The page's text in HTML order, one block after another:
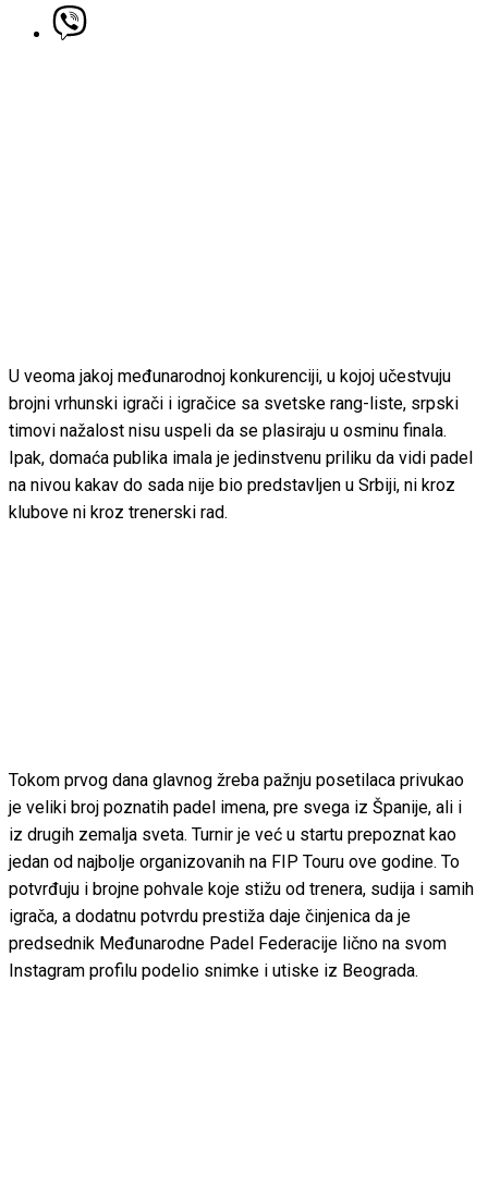
U veoma jakoj međunarodnoj konkurenciji, u kojoj učestvuju
brojni vrhunski igrači i igračice sa svetske rang-liste, srpski
timovi nažalost nisu uspeli da se plasiraju u osminu finala.
Ipak, domaća publika imala je jedinstvenu priliku da vidi padel
na nivou kakav do sada nije bio predstavljen u Srbiji, ni kroz
klubove ni kroz trenerski rad.
Tokom prvog dana glavnog žreba pažnju posetilaca privukao
je veliki broj poznatih padel imena, pre svega iz Španije, ali i
iz drugih zemalja sveta. Turnir je već u startu prepoznat kao
jedan od najbolje organizovanih na FIP Touru ove godine. To
potvrđuju i brojne pohvale koje stižu od trenera, sudija i samih
igrača, a dodatnu potvrdu prestiža daje činjenica da je
predsednik Međunarodne Padel Federacije lično na svom
Instagram profilu podelio snimke i utiske iz Beograda.